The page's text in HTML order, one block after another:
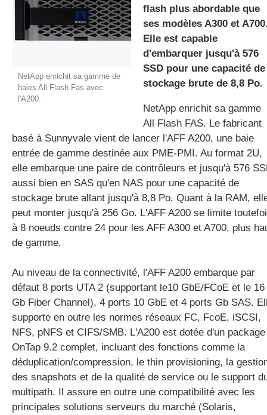
gratuite
NetApp enrichit sa gamme de
baies All Flash Fas avec
l'A200.
flash plus abordable que
ses modèles A300 et
Elle est capable
d'embarquer jusqu'à 576
SSD pour une capacité de
stockage brute de 8,8 Po.
NetApp enrichit sa gamme
All Flash FAS. Le fabricant
basé à Sunnyvale vient de lancer l'AFF A200, une baie
entrée de gamme destinée aux PME-PMI. Au format 2U,
elle embarque une paire de contrôleurs et jusqu'à 576
aussi bien en SAS qu'en NAS pour une capacité de
stockage brute allant jusqu'à 8,8 Po. Quant à la RAM,
peut monter jusqu'à 256 Go. L'AFF A200 se limite
à 8 noeuds contre 24 pour les AFF A300 et A700, plus
de gamme.
Au niveau de la connectivité, l'AFF A200 embarque par
défaut 8 ports UTA 2 (supportant le10 GbE/FCoE et le 16
Gb Fiber Channel), 4 ports 10 GbE et 4 ports Gb SAS.
supporte en outre les normes réseaux FC, FcoE, iSCSI,
NFS, pNFS et CIFS/SMB. L'A200 est dotée d'un package
OnTap 9.2 complet, incluant des fonctions comme la
déduplication/compression, le thin provisioning, la
des snapshots et de la qualité de service ou le support
multipath. Il assure en outre une compatibilité avec les
principales solutions serveurs du marché (Solaris,